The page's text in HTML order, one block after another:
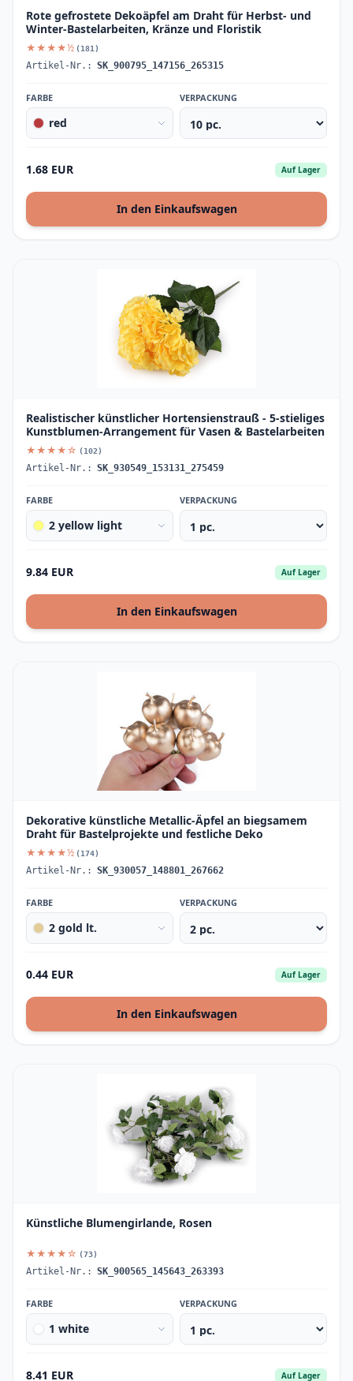
Rote gefrostete Dekoäpfel am Draht für Herbst- und
Winter-Bastelarbeiten, Kränze und Floristik
★★★★½ (181)
Artikel-Nr.: SK_900795_147156_265315
FARBE
red
VERPACKUNG
1.68 EUR Auf Lager
In den Einkaufswagen
Realistischer künstlicher Hortensienstrauß - 5-stieliges
Kunstblumen-Arrangement für Vasen & Bastelarbeiten
★★★★☆ (102)
Artikel-Nr.: SK_930549_153131_275459
FARBE
2 yellow light
VERPACKUNG
9.84 EUR Auf Lager
In den Einkaufswagen
Dekorative künstliche Metallic-Äpfel an biegsamem
Draht für Bastelprojekte und festliche Deko
★★★★½ (174)
Artikel-Nr.: SK_930057_148801_267662
FARBE
2 gold lt.
VERPACKUNG
0.44 EUR Auf Lager
In den Einkaufswagen
Künstliche Blumengirlande, Rosen
★★★★☆ (73)
Artikel-Nr.: SK_900565_145643_263393
FARBE
1 white
VERPACKUNG
8.41 EUR Auf Lager